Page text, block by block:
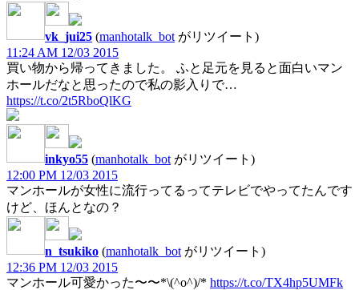
vk_jui25 (manhotalk_bot がリツイート)
11:24 AM 12/03 2015
買い物から帰ってきました。 ふと足元を見ると面白いマン
ホールだなと思ったので私の影入りで…
https://t.co/2t5RboQlKG
inkyo55 (manhotalk_bot がリツイート)
12:00 PM 12/03 2015
マンホールが女性に流行ってるってテレビでやってたんです
けど、ほんとなの？
n_tsukiko (manhotalk_bot がリツイート)
12:36 PM 12/03 2015
マンホール可愛かった〜〜*\(^o^)/* https://t.co/TX4hp5UMFk